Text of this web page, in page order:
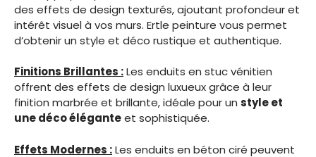
des effets de design texturés, ajoutant profondeur et
intérêt visuel à vos murs. Ertle peinture vous permet
d’obtenir un style et déco rustique et authentique.
Finitions Brillantes :Les enduits en stuc vénitien
offrent des effets de design luxueux grâce à leur
finition marbrée et brillante, idéale pour un style et
une déco éléganteet sophistiquée.
Effets Modernes :Les enduits en béton ciré peuvent